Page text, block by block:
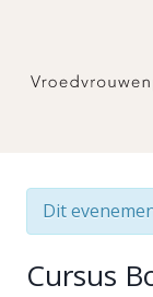
Dit
Cursus